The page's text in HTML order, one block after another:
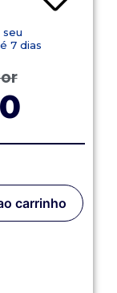
seu
7 dias
carrinho